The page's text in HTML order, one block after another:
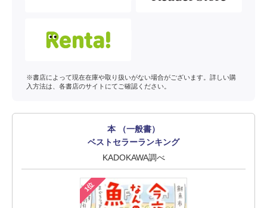
※書店によって現在在庫や取り扱いがない場合がございます。詳しい購
入方法は、各書店のサイトにてご確認ください。
本 （一般書）
ベストセラーランキング
KADOKAWA調べ
1位